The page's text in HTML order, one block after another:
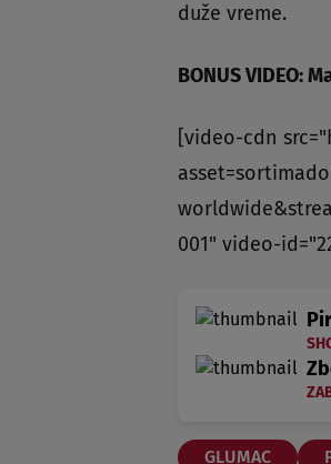
duže vreme.
BONUS VIDEO:
[video-cdn
001" video-
GLUMAC